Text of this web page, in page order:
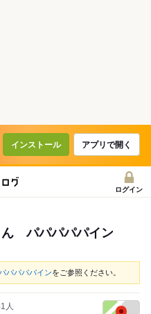
インストール アプリで開く
ログイン
ん パパパパパイン
パパパパパインをご参照ください。
人